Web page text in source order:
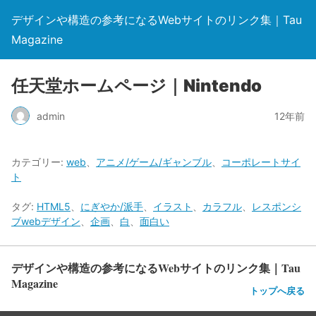
デザインや構造の参考になるWebサイトのリンク集｜Tau
Magazine
任天堂ホームページ｜Nintendo
admin 12年前
カテゴリー: web アニメ/ゲーム/ギャンブル
コーポレートサイ
ト
タグ: HTML5 にぎやか/派手 イラスト カラフル
レスポンシ
ブwebデザイン
企画 白 面白い
デザインや構造の参考になるWebサイトのリンク集｜Tau
Magazine
トップへ戻る